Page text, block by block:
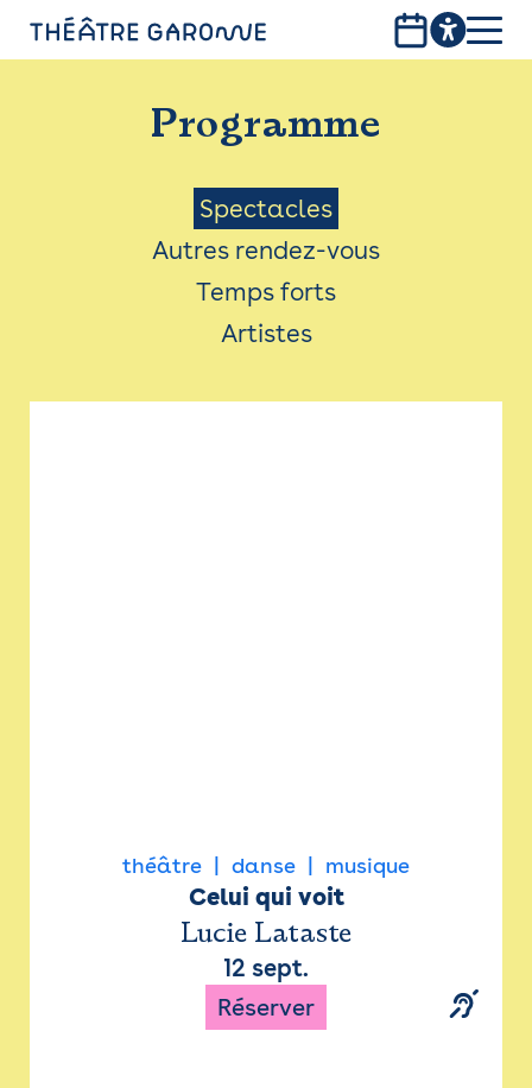
PROGRAMME
INFOS PRATIQUES
AVEC LES PUBLICS
ACCESSIBILITÉ
LES PRODUCTIONS
Programme
Menu
Saison
Spectacles
Autres rendez-vous
Temps forts
Artistes
théâtre danse musique
Celui qui voit
Lucie Lataste
12 sept.
Réserver